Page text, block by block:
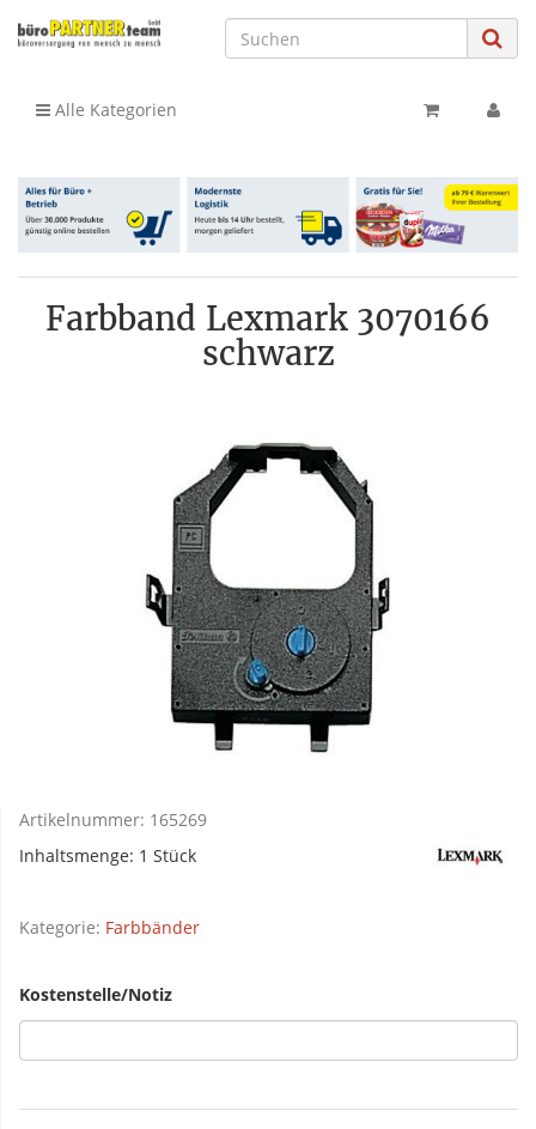
Alle Kategorien
Farbband Lexmark 3070166
schwarz
Artikelnummer: 165269
Inhaltsmenge: 1 Stück
Kategorie: Farbbänder
Kostenstelle/Notiz